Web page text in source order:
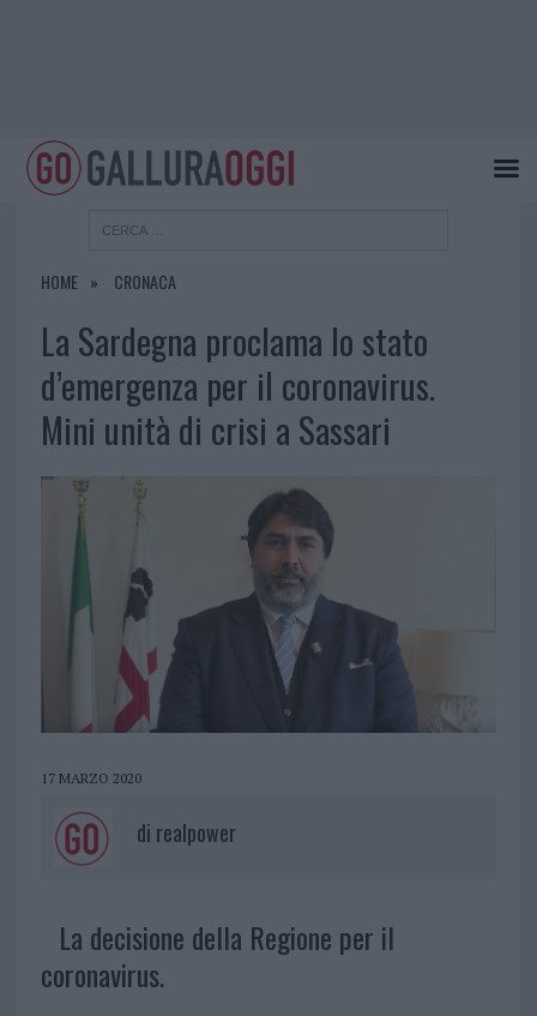
HOME CRONACA
La Sardegna proclama lo stato
d’emergenza per il coronavirus.
Mini unità di crisi a Sassari
17 MARZO 2020
di realpower
La decisione della Regione per il
coronavirus.